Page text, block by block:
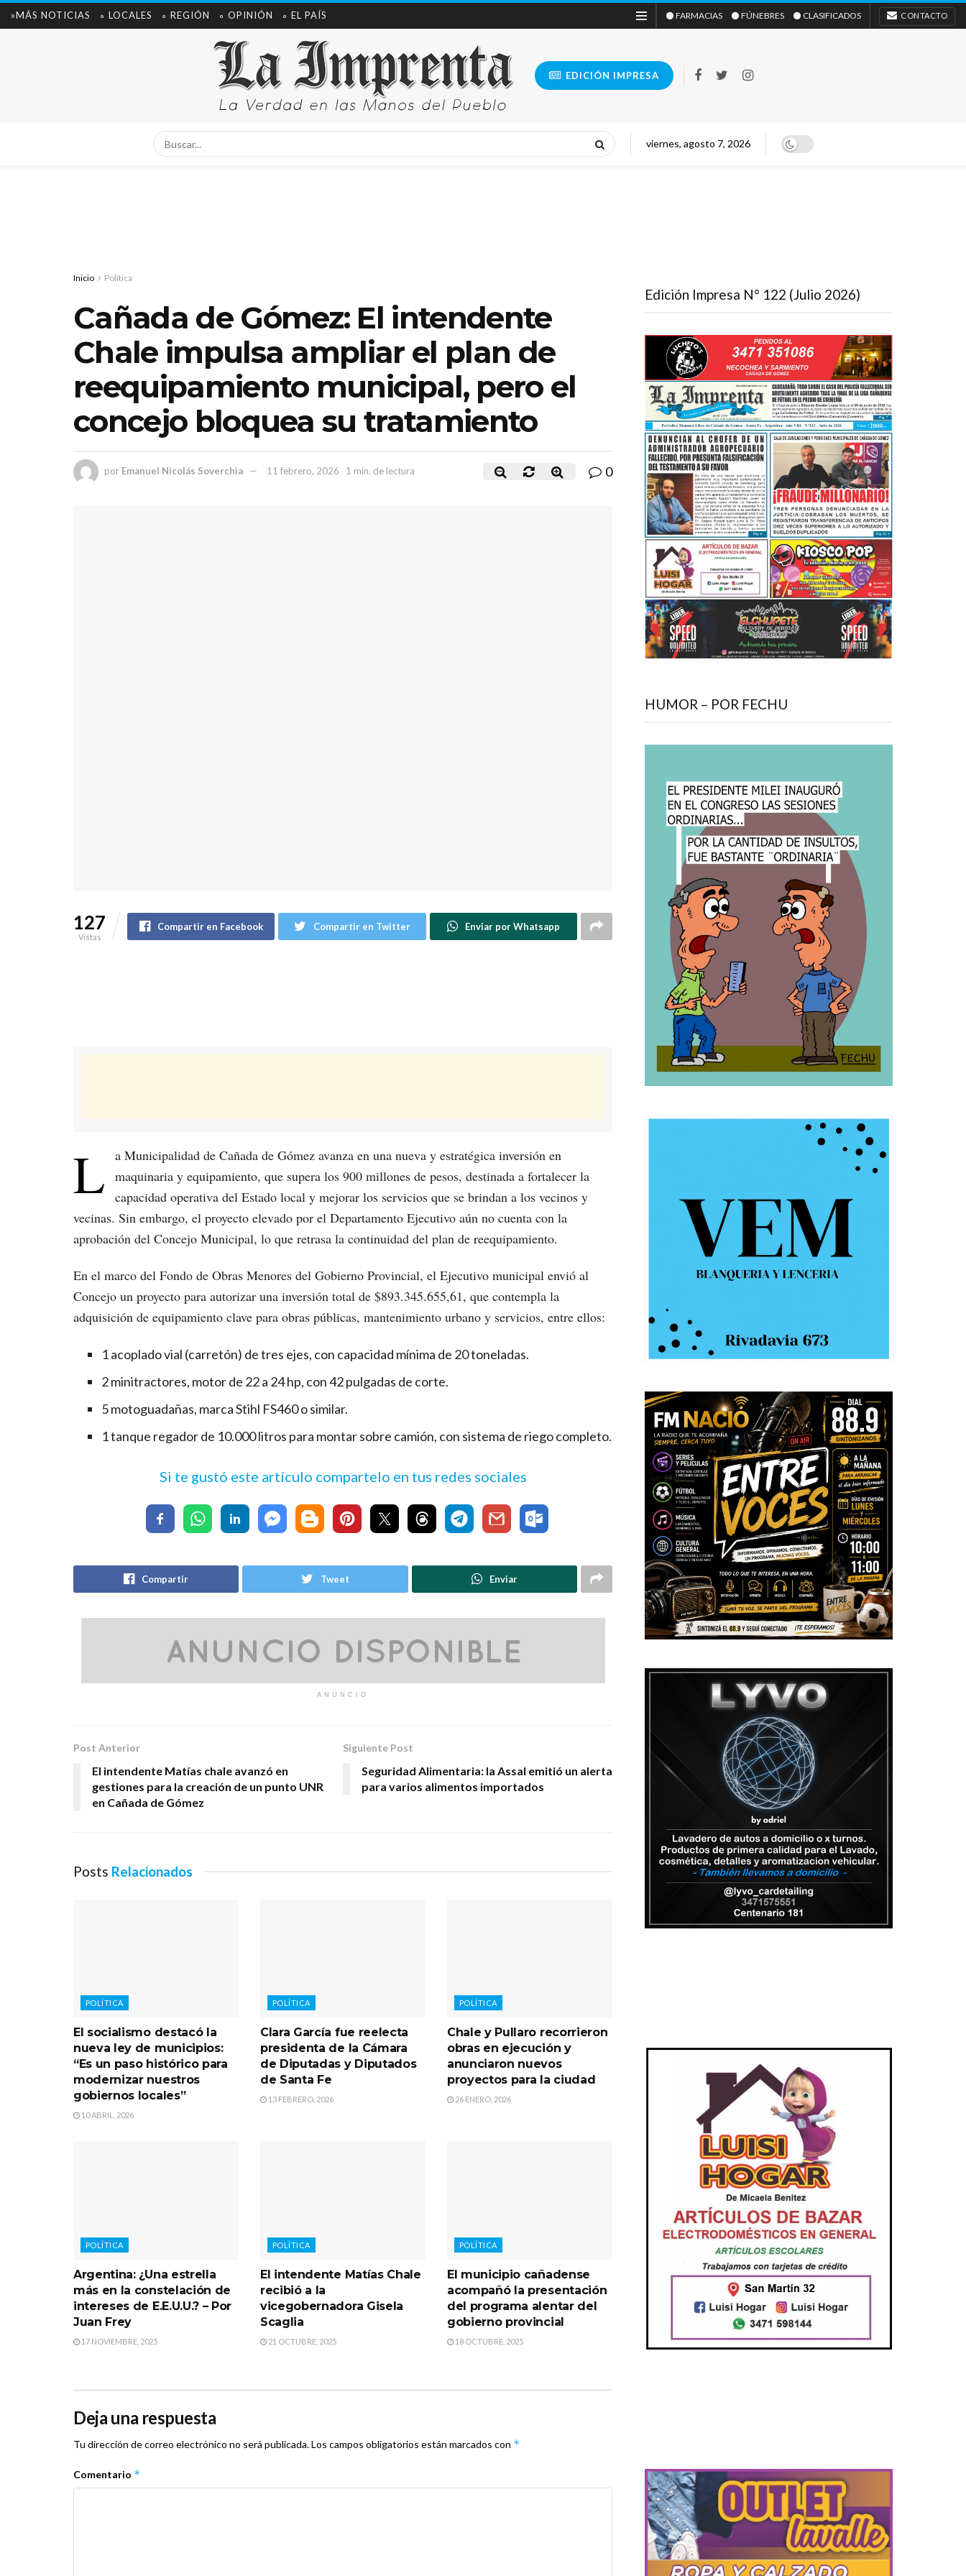
»MÁS NOTICIAS ∘ LOCALES ∘ REGIÓN ∘ OPINIÓN ∘ EL PAÍS ⚫ FARMACIAS ⚫ FÚNEBRES ⚫ CLASIFICADOS CONTACTO
EDICIÓN IMPRESA
viernes, agosto 7, 2026
Inicio Política
Cañada de Gómez: El intendente
Chale impulsa ampliar el plan de
reequipamiento municipal, pero el
concejo bloquea su tratamiento
por Emanuel Nicolás Soverchia 11 febrero, 2026 1 min. de lectura 0
127
Vistas
Compartir en Facebook Compartir en Twitter Enviar por Whatsapp
L
a Municipalidad de Cañada de Gómez avanza en una nueva y estratégica inversión en
maquinaria y equipamiento, que supera los 900 millones de pesos, destinada a fortalecer la
capacidad operativa del Estado local y mejorar los servicios que se brindan a los vecinos y
vecinas. Sin embargo, el proyecto elevado por el Departamento Ejecutivo aún no cuenta con la
aprobación del Concejo Municipal, lo que retrasa la continuidad del plan de reequipamiento.
En el marco del Fondo de Obras Menores del Gobierno Provincial, el Ejecutivo municipal envió al
Concejo un proyecto para autorizar una inversión total de $893.345.655,61, que contempla la
adquisición de equipamiento clave para obras públicas, mantenimiento urbano y servicios, entre ellos:
1 acoplado vial (carretón) de tres ejes, con capacidad mínima de 20 toneladas.
2 minitractores, motor de 22 a 24 hp, con 42 pulgadas de corte.
5 motoguadañas, marca Stihl FS460 o similar.
1 tanque regador de 10.000 litros para montar sobre camión, con sistema de riego completo.
Si te gustó este artículo compartelo en tus redes sociales
Compartir Tweet Enviar
ANUNCIO
Post Anterior
El intendente Matías chale avanzó en
gestiones para la creación de un punto UNR
en Cañada de Gómez
Siguiente Post
Seguridad Alimentaria: la Assal emitió un alerta
para varios alimentos importados
Posts Relacionados
POLÍTICA
El socialismo destacó la
nueva ley de municipios:
“Es un paso histórico para
modernizar nuestros
gobiernos locales”
10 ABRIL, 2026
POLÍTICA
Clara García fue reelecta
presidenta de la Cámara
de Diputadas y Diputados
de Santa Fe
13 FEBRERO, 2026
POLÍTICA
Chale y Pullaro recorrieron
obras en ejecución y
anunciaron nuevos
proyectos para la ciudad
26 ENERO, 2026
POLÍTICA
Argentina: ¿Una estrella
más en la constelación de
intereses de E.E.U.U.? – Por
Juan Frey
17 NOVIEMBRE, 2025
POLÍTICA
El intendente Matías Chale
recibió a la
vicegobernadora Gisela
Scaglia
21 OCTUBRE, 2025
POLÍTICA
El municipio cañadense
acompañó la presentación
del programa alentar del
gobierno provincial
18 OCTUBRE, 2025
Deja una respuesta
Tu dirección de correo electrónico no será publicada.Los campos obligatorios están marcados con *
Comentario *
Edición Impresa N° 122 (Julio 2026)
HUMOR – POR FECHU